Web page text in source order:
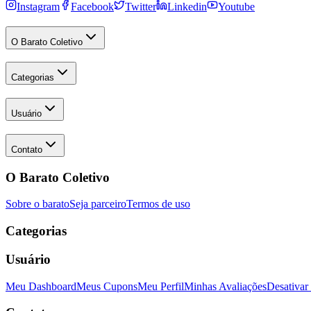
Instagram Facebook Twitter Linkedin Youtube
O Barato Coletivo
Categorias
Usuário
Contato
O Barato Coletivo
Sobre o baratoSeja parceiroTermos de uso
Categorias
Usuário
Meu DashboardMeus CuponsMeu PerfilMinhas AvaliaçõesDesativar